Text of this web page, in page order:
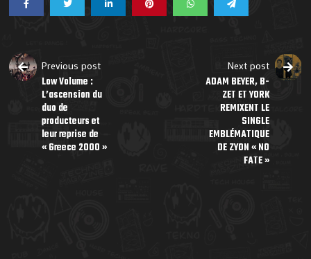
Previous post
Low Volume :
L’ascension du
duo de
producteurs et
leur reprise de
« Greece 2000 »
Next post
ADAM BEYER, B-
ZET ET YORK
REMIXENT LE
SINGLE
EMBLÉMATIQUE
DE ZYON « NO
FATE »